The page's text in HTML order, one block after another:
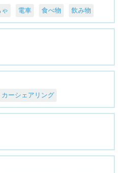
電車 食べ物 飲み物
カーシェアリング